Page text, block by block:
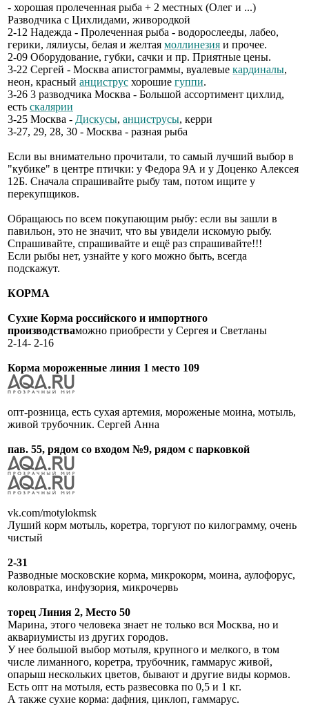
- хорошая пролеченная рыба + 2 местных (Олег и ...)
Разводчика с Цихлидами, живородкой
2-12 Надежда - Пролеченная рыба - водорослееды, лабео,
герики, лялиусы, белая и желтая моллинезия и прочее.
2-09 Оборудование, губки, сачки и пр. Приятные цены.
3-22 Сергей - Москва апистограммы, вуалевые кардиналы,
неон, красный анциструс хорошие гуппи.
3-26 3 разводчика Москва - Большой ассортимент цихлид,
есть скалярии
3-25 Москва - Дискусы, анциструсы, керри
3-27, 29, 28, 30 - Москва - разная рыба
Если вы внимательно прочитали, то самый лучший выбор в
"кубике" в центре птички: у Федора 9А и у Доценко Алексея
12Б. Сначала спрашивайте рыбу там, потом ищите у
перекупщиков.
Обращаюсь по всем покупающим рыбу: если вы зашли в
павильон, это не значит, что вы увидели искомую рыбу.
Спрашивайте, спрашивайте и ещё раз спрашивайте!!!
Если рыбы нет, узнайте у кого можно быть, всегда
подскажут.
КОРМА
Сухие Корма российского и импортного
производстваможно приобрести у Сергея и Светланы
2-14- 2-16
Корма мороженные линия 1 место 109
опт-розница, есть сухая артемия, мороженые моина, мотыль,
живой трубочник. Сергей Анна
пав. 55, рядом со входом №9, рядом с парковкой
vk.com/motylokmsk
Луший корм мотыль, коретра, торгуют по килограмму, очень
чистый
2-31
Разводные московские корма, микрокорм, моина, аулофорус,
коловратка, инфузория, микрочервь
торец Линия 2, Место 50
Марина, этого человека знает не только вся Москва, но и
аквариумисты из других городов.
У нее большой выбор мотыля, крупного и мелкого, в том
числе лиманного, коретра, трубочник, гаммарус живой,
опарыш нескольких цветов, бывают и другие виды кормов.
Есть опт на мотыля, есть развесовка по 0,5 и 1 кг.
А также сухие корма: дафния, циклоп, гаммарус.